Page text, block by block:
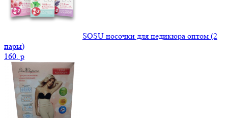
SOSU носочки для педикюра оптом (2
пары)
160. p